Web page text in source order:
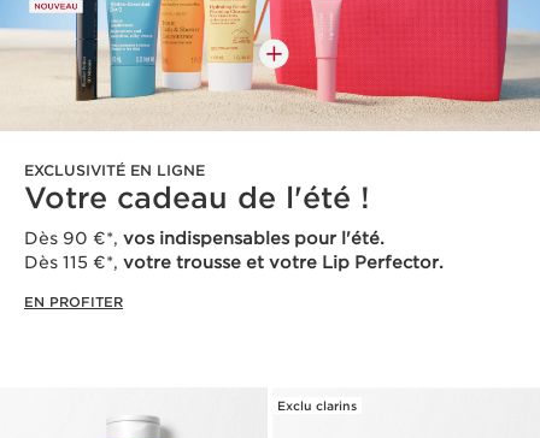
EXCLUSIVITÉ EN LIGNE
Votre cadeau de l'été !
Dès 90 €*, vos indispensables pour l'été.
Dès 115 €*, votre trousse et votre Lip Perfector.
EN PROFITER
Exclu clarins